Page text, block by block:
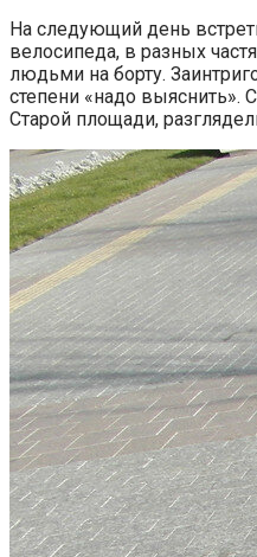
На следующий день
велосипеда, в разных
людьми на борту.
степени «надо выяснить».
Старой площади,